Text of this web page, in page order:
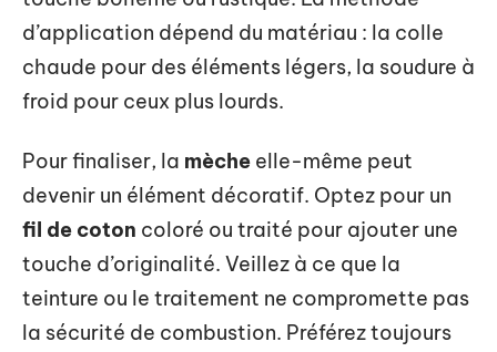
d’application dépend du matériau : la colle
chaude pour des éléments légers, la soudure à
froid pour ceux plus lourds.
Pour finaliser, la mèche elle-même peut
devenir un élément décoratif. Optez pour un
fil de coton coloré ou traité pour ajouter une
touche d’originalité. Veillez à ce que la
teinture ou le traitement ne compromette pas
la sécurité de combustion. Préférez toujours